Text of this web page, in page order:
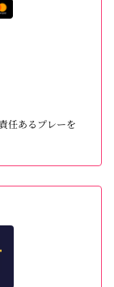
任あるプレーを